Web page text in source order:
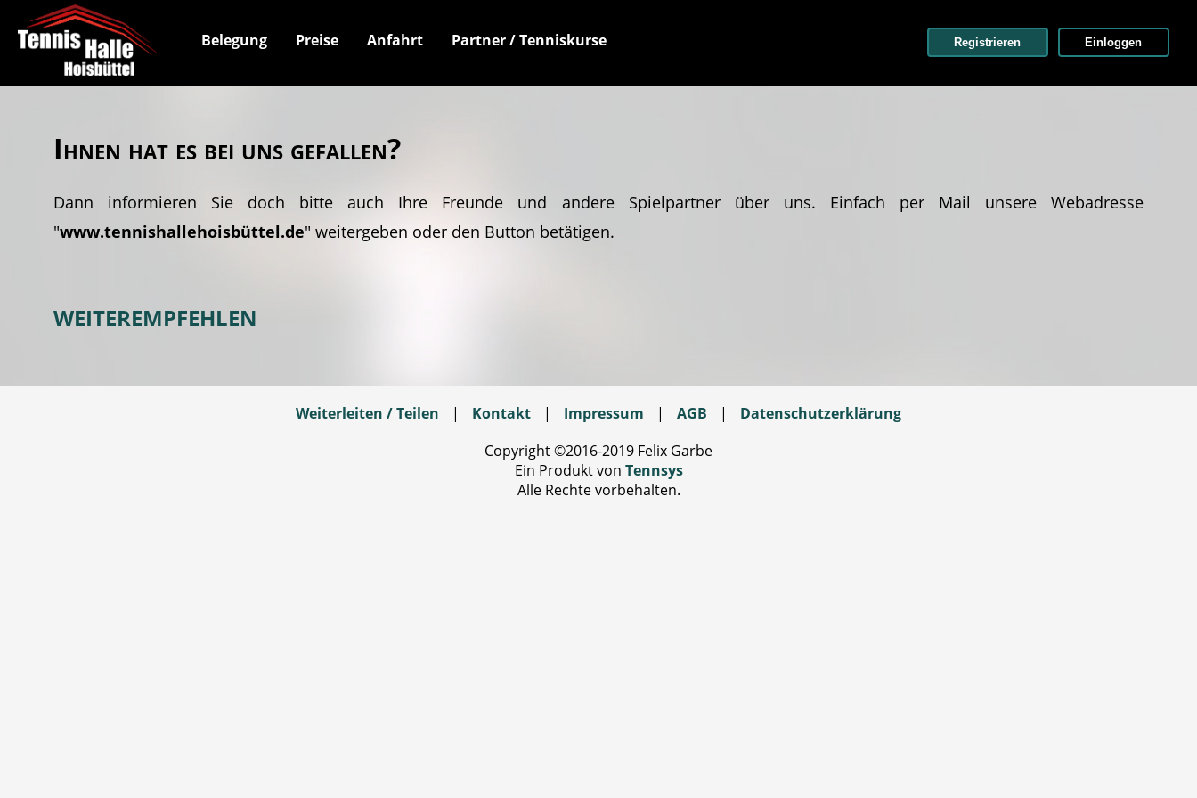
Belegung Preise Anfahrt Partner / Tenniskurse Registrieren Einloggen
Ihnen hat es bei uns gefallen?
Dann informieren Sie doch bitte auch Ihre Freunde und andere Spielpartner über uns. Einfach per Mail unsere Webadresse
"www.tennishallehoisbüttel.de" weitergeben oder den Button betätigen.
WEITEREMPFEHLEN
Weiterleiten / Teilen | Kontakt | Impressum | AGB |
Datenschutzerklärung
Copyright ©2016-2019 Felix Garbe
Ein Produkt von Tennsys
Alle Rechte vorbehalten.